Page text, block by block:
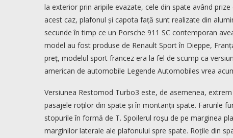
la exterior prin aripile evazate, cele din spate având
acest caz, plafonul și capota față sunt realizate din
secunde în timp ce un Porsche 911 SC contemporan
model au fost produse de Renault Sport în Dieppe,
preț, modelul sport francez era la fel de scump ca
american de automobile Legende Automobiles vrea
Versiunea Restomod Turbo3 este, de asemenea,
pasajele roților din spate și în montanții spate. Farurile
stopurile în formă de T. Spoilerul roșu de pe marginea
marginilor laterale ale plafonului spre spate. Roțile din